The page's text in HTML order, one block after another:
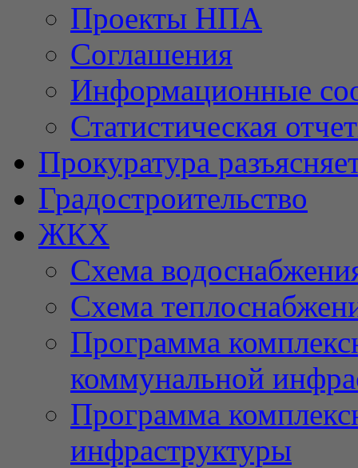
Проекты НПА
Соглашения
Информационные
Статистическая
Прокуратура
Градостроительство
ЖКХ
Схема
Схема
Программа
коммунальной
Программа
инфраструктуры